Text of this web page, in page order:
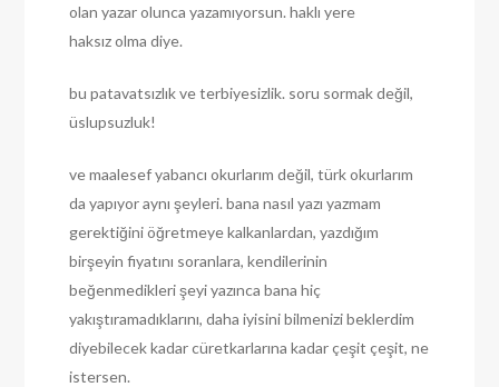
olan yazar olunca yazamıyorsun. haklı yere
haksız olma diye.
bu patavatsızlık ve terbiyesizlik. soru sormak değil,
üslupsuzluk!
ve maalesef yabancı okurlarım değil, türk okurlarım
da yapıyor aynı şeyleri. bana nasıl yazı yazmam
gerektiğini öğretmeye kalkanlardan, yazdığım
birşeyin fiyatını soranlara, kendilerinin
beğenmedikleri şeyi yazınca bana hiç
yakıştıramadıklarını, daha iyisini bilmenizi beklerdim
diyebilecek kadar cüretkarlarına kadar çeşit çeşit, ne
istersen.